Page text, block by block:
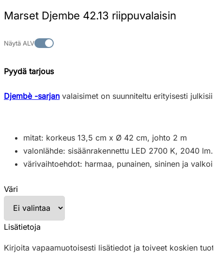
Marset Djembe 42.13 riippuvalaisin
Näytä ALV
Pyydä tarjous
Djembè -sarjan valaisimet on suunniteltu erityisesti
mitat: korkeus 13,5 cm x Ø 42 cm, johto 2 m
valonlähde: sisäänrakennettu LED 2700 K, 2040 lm.
värivaihtoehdot: harmaa, punainen, sininen ja
Väri
Lisätietoja
Kirjoita vapaamuotoisesti lisätiedot ja toiveet koskien